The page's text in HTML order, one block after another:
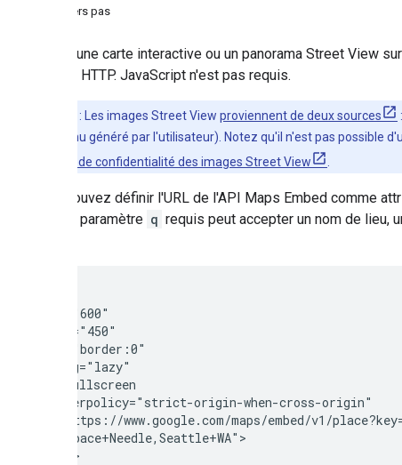
Premiers pas
Placez une carte interactive ou un panorama Street View
requête HTTP. JavaScript n'est pas requis.
: Les images Street View proviennent de deux sources
publics (contenu généré par l'utilisateur). Notez qu'il n'est pas possible
Règles de confidentialité des images Street View
Vous pouvez définir l'URL de l'API Maps Embed comme
, le paramètre q requis peut accepter un nom de lieu,
  width="600"
  height="450"
  style="border:0"
  loading="lazy"
  allowfullscreen
  referrerpolicy="strict-origin-when-cross-origin"
src="https://www.google.com/maps/embed/v1/
    &q=Space+Needle,Seattle+WA">
</iframe>